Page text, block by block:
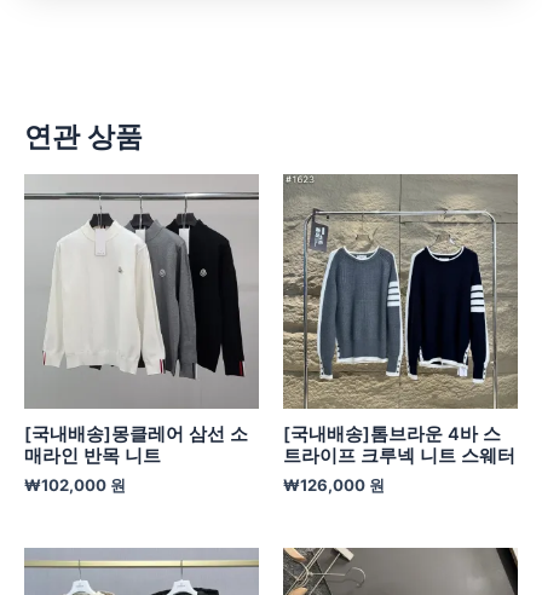
연관 상품
[국내배송]몽클레어 삼선 소
매라인 반목 니트
₩102,000 원
[국내배송]톰브라운 4바 스
트라이프 크루넥 니트 스웨터
₩126,000 원